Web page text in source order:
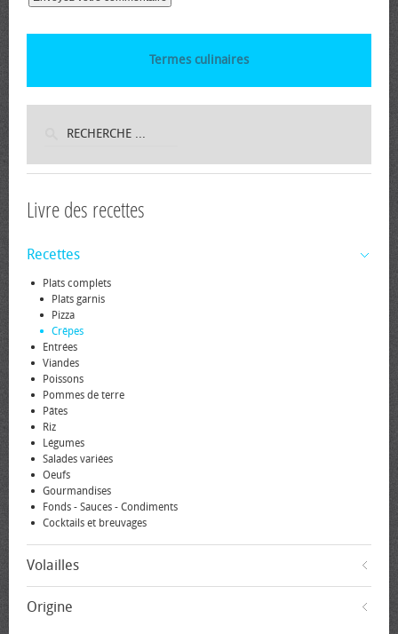
Termes culinaires
Livre des recettes
Recettes
Plats complets
Plats garnis
Pizza
Crêpes
Entrées
Viandes
Poissons
Pommes de terre
Pâtes
Riz
Légumes
Salades variées
Oeufs
Gourmandises
Fonds - Sauces - Condiments
Cocktails et breuvages
Volailles
Origine